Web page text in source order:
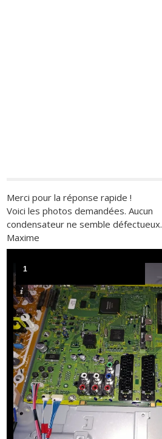
Merci pour la réponse rapide !
Voici les photos demandées. Aucun
condensateur ne semble défectueux.
Maxime
1